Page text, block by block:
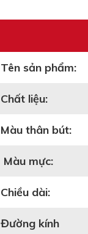
Tên sản phẩm:
Chất liệu:
Màu thân bút:
Màu mực:
Chiều dài:
Đường kính